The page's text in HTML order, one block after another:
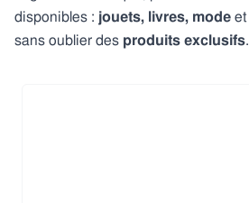
disponibles : jouets, livres, mode et
sans oublier des produits exclusifs.